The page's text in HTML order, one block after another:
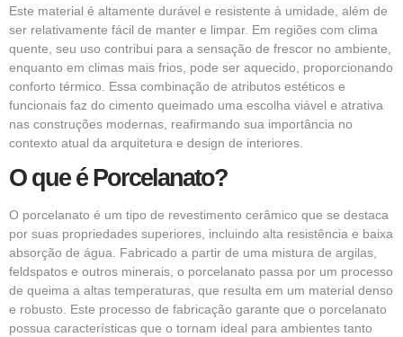
Este material é altamente durável e resistente à umidade, além de
ser relativamente fácil de manter e limpar. Em regiões com clima
quente, seu uso contribui para a sensação de frescor no ambiente,
enquanto em climas mais frios, pode ser aquecido, proporcionando
conforto térmico. Essa combinação de atributos estéticos e
funcionais faz do cimento queimado uma escolha viável e atrativa
nas construções modernas, reafirmando sua importância no
contexto atual da arquitetura e design de interiores.
O que é Porcelanato?
O porcelanato é um tipo de revestimento cerâmico que se destaca
por suas propriedades superiores, incluindo alta resistência e baixa
absorção de água. Fabricado a partir de uma mistura de argilas,
feldspatos e outros minerais, o porcelanato passa por um processo
de queima a altas temperaturas, que resulta em um material denso
e robusto. Este processo de fabricação garante que o porcelanato
possua características que o tornam ideal para ambientes tanto